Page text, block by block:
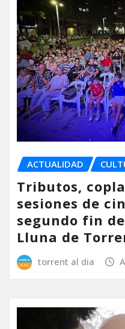
ACTUALIDAD
Tributos,
sesiones de
segundo fin
Lluna de
torrent al dia